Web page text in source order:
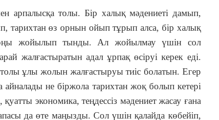
арпалысқа толы. Бір халық мәдениеті дамып,
өз орнын ойып тұрып алса, бір халық
жойылып тынды. Ал жойылмау үшін сол
жалғастыратын адал ұрпақ өсіруі керек еді.
ұлы жолын жалғастыруы тиіс болатын. Егер
не біржола тарихтан жоқ болып кетері
экономика, теңдессіз мәдениет жасау ғана
да өте маңызды. Сол үшін қалайда көбейіп,